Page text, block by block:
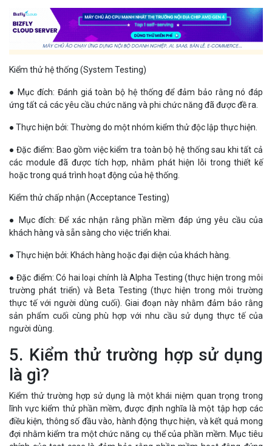
Kiểm thử hệ thống (System Testing)
● Mục đích: Đánh giá toàn bộ hệ thống để đảm bảo rằng nó đáp
ứng tất cả các yêu cầu chức năng và phi chức năng đã được đề ra.
● Thực hiện bởi: Thường do một nhóm kiểm thử độc lập thực hiện.
● Đặc điểm: Bao gồm việc kiểm tra toàn bộ hệ thống sau khi tất cả
các module đã được tích hợp, nhằm phát hiện lỗi trong thiết kế
hoặc trong quá trình hoạt động của hệ thống.
Kiểm thử chấp nhận (Acceptance Testing)
● Mục đích: Để xác nhận rằng phần mềm đáp ứng yêu cầu của
khách hàng và sẵn sàng cho việc triển khai.
● Thực hiện bởi: Khách hàng hoặc đại diện của khách hàng.
● Đặc điểm: Có hai loại chính là Alpha Testing (thực hiện trong môi
trường phát triển) và Beta Testing (thực hiện trong môi trường
thực tế với người dùng cuối). Giai đoạn này nhằm đảm bảo rằng
sản phẩm cuối cùng phù hợp với nhu cầu sử dụng thực tế của
người dùng.
5. Kiểm thử trường hợp sử dụng
là gì?
Kiểm thử trường hợp sử dụng là một khái niệm quan trọng trong
lĩnh vực kiểm thử phần mềm, được định nghĩa là một tập hợp các
điều kiện, thông số đầu vào, hành động thực hiện, và kết quả mong
đợi nhằm kiểm tra một chức năng cụ thể của phần mềm. Mục tiêu